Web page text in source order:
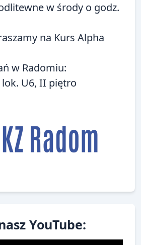
w środy o godz.
na Kurs Alpha
w Radomiu:
lok. U6, II piętro
YouTube: